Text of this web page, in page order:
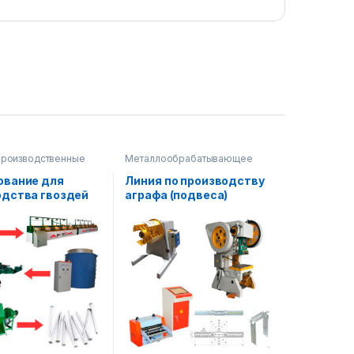
,Строительное
для
гвоздей
Металлообрабатывающее
оборудование
оборудование
Линия по производству
аграфа (подвеса)